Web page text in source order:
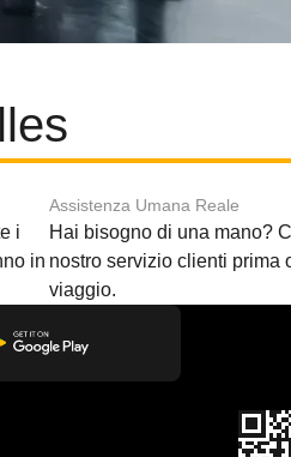
i
in
Assistenza Umana Reale
Hai bisogno di una mano?
nostro servizio clienti prima
viaggio.